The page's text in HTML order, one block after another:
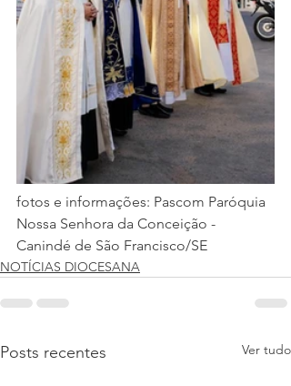
fotos e informações: Pascom Paróquia
Nossa Senhora da Conceição -
Canindé de São Francisco/SE
NOTÍCIAS DIOCESANA
Posts recentes Ver tudo